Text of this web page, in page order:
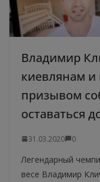
Владимир
киевлянам и
призывом
оставаться
31.03.2020 0
Легендарный
весе Владимир